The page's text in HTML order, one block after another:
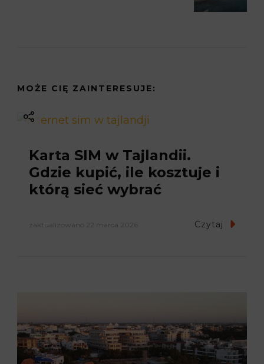
N
a
g
a
o
n
MOŻE CIĘ ZAINTERESUJE:
Karta SIM w Tajlandii.
Gdzie kupić, ile kosztuje i
którą sieć wybrać
zaktualizowano 22 marca 2026 Czytaj